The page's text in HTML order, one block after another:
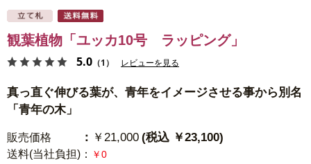
観葉植物「ユッカ10号 ラッピング」
5.0 （1） レビューを見る
真っ直ぐ伸びる葉が、青年をイメージさせる事から別名
「青年の木」
販売価格 ： ￥21,000 (税込 ￥23,100)
送料(当社負担) ： ￥0